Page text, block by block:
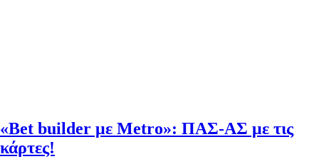
«Bet builder με Metro»: ΠΑΣ-ΑΣ με τις
κάρτες!